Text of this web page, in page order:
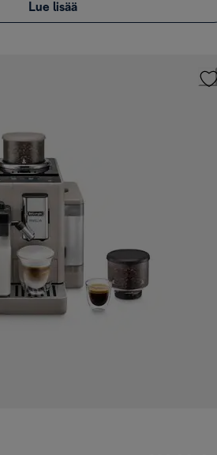
Lue lisää